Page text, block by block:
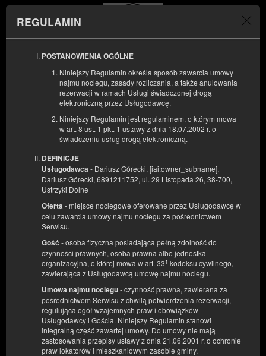
REGULAMIN
POSTANOWIENIA OGÓLNE
Niniejszy Regulamin określa sposób zawarcia umowy
najmu noclegu, zasady rozliczania, a także anulowania
rezerwacji w ramach Usługi świadczonej drogą
elektroniczną przez Usługodawcę.
Niniejszy Regulamin jest regulaminem, o którym mowa
w art. 8 ust. 1 pkt. 1 ustawy z dnia 18.07.2002 r. o
świadczeniu usług drogą elektroniczną.
DEFINICJE
Usługodawca - Dariusz Górecki, [iai:owner_subname],
Dariusz Górecki, 6891211752, ul. 29 Listopada 26, 38-700,
Ustrzyki Dolne
Oferta - miejsce noclegowe oferowane przez Usługodawcę w
celu zawarcia umowy najmu noclegu za pośrednictwem
Serwisu.
Gość - osoba fizyczna posiadająca pełną zdolność do
czynności prawnych, osoba prawna albo jednostka
organizacyjna, o której mowa w art. 331 kodeksu cywilnego,
zawierająca z Usługodawcą umowę najmu noclegu.
Umowa najmu noclegu- czynność prawna, zawierana za
pośrednictwem Serwisu z chwilą potwierdzenia rezerwacji,
regulująca ogół wzajemnych praw i obowiązków
Usługodawcy i Gościa. Niniejszy Regulamin stanowi
integralną część zawartej umowy. Do umowy nie mają
zastosowania przepisy ustawy z dnia 21.06.2001 r. o ochronie
praw lokatorów i mieszkaniowym zasobie gminy.
10
2026
FILTRY